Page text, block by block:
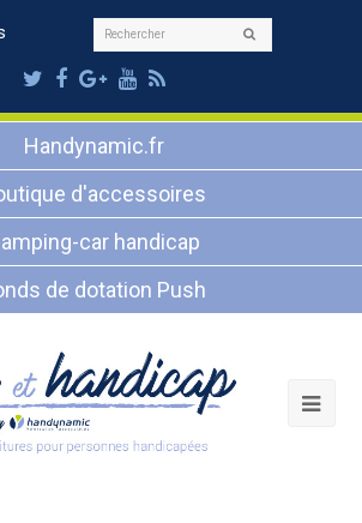
Rechercher
Twitter
Facebook
Google
Plus
Youtube
RSS
Handynamic.fr
d'accessoires
car handicap
de dotation Push